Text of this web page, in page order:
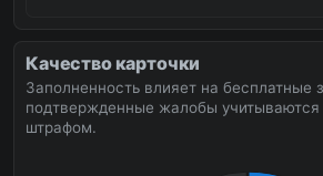
Качество карточки
Заполненность влияет на бесплатные
подтвержденные жалобы учитываются
штрафом.